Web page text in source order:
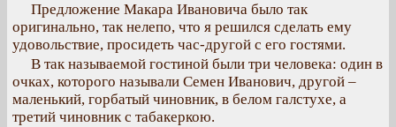
Предложение Макара Ивановича было так
оригинально, так нелепо, что я решился сделать ему
удовольствие, просидеть час-другой с его гостями.
В так называемой гостиной были три человека: один в
очках, которого называли Семен Иванович, другой –
маленький, горбатый чиновник, в белом галстухе, а
третий чиновник с табакеркою.